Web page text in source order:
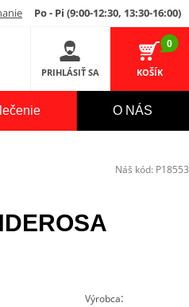
Po - Pi (9:00-12:30, 13:30-16:00)
PRIHLÁSIŤ SA
0
KOŠÍK
O NÁS
Výrobca:
Náš kód: P18553